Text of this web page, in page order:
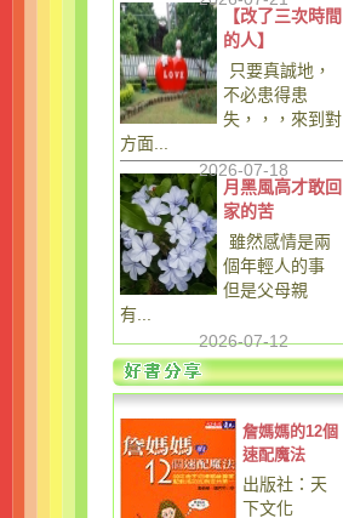
【改了三次時間
的人】
只要真誠地，
不必患得患
失，，，來到對
方面...
2026-07-18
月黑風高才敢回
家的苦
雖然感情是兩
個年輕人的事
但是父母親
有...
2026-07-12
詹媽媽的12個
速配魔法
出版社：天
下文化